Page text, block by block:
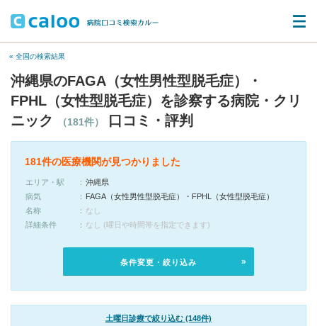
« 全国の検索結果
沖縄県のFAGA（女性男性型脱毛症）・
FPHL（女性型脱毛症）を診察する病院・クリ
ニック
（181件） 口コミ・評判
181件の医療機関が見つかりました
エリア・駅
沖縄県
病気
FAGA（女性男性型脱毛症）・FPHL（女性型脱毛症）
名称
なし
詳細条件
なし (曜日や時間帯を指定できます)
条件変更・絞り込み
土曜日診療で絞り込む (148件)